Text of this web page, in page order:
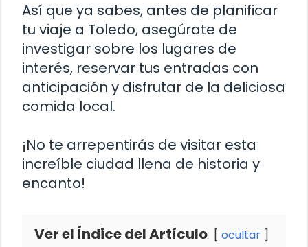
Así que ya sabes, antes de planificar
tu viaje a Toledo, asegúrate de
investigar sobre los lugares de
interés, reservar tus entradas con
anticipación y disfrutar de la deliciosa
comida local.
¡No te arrepentirás de visitar esta
increíble ciudad llena de historia y
encanto!
Ver el Índice del Artículo ocultar